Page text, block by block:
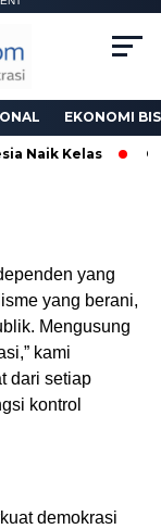
EKONOMI
Naik Kelas
yang
yang berani,
Mengusung
kami
dari setiap
kontrol
demokrasi